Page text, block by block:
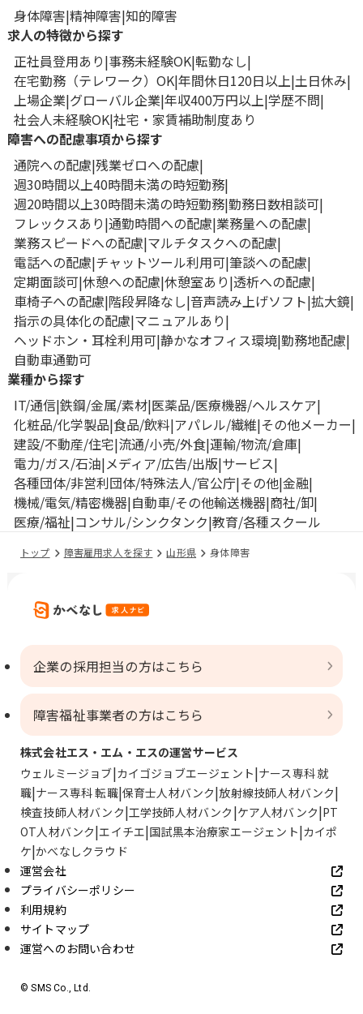
身体障害 精神障害 知的障害
求人の特徴から探す
正社員登用あり 事務未経験OK 転勤なし
在宅勤務（テレワーク）OK 年間休日120日以上 土日休み
上場企業 グローバル企業 年収400万円以上 学歴不問
社会人未経験OK 社宅・家賃補助制度あり
障害への配慮事項から探す
通院への配慮 残業ゼロへの配慮
週30時間以上40時間未満の時短勤務
週20時間以上30時間未満の時短勤務 勤務日数相談可
フレックスあり 通勤時間への配慮 業務量への配慮
業務スピードへの配慮 マルチタスクへの配慮
電話への配慮 チャットツール利用可 筆談への配慮
定期面談可 休憩への配慮 休憩室あり 透析への配慮
車椅子への配慮 階段昇降なし 音声読み上げソフト 拡大鏡
指示の具体化の配慮 マニュアルあり
ヘッドホン・耳栓利用可 静かなオフィス環境 勤務地配慮
自動車通勤可
業種から探す
IT/通信 鉄鋼/金属/素材 医薬品/医療機器/ヘルスケア
化粧品/化学製品 食品/飲料 アパレル/繊維 その他メーカー
建設/不動産/住宅 流通/小売/外食 運輸/物流/倉庫
電力/ガス/石油 メディア/広告/出版 サービス
各種団体/非営利団体/特殊法人/官公庁 その他 金融
機械/電気/精密機器 自動車/その他輸送機器 商社/卸
医療/福祉 コンサル/シンクタンク 教育/各種スクール
トップ 障害雇用求人を探す 山形県 身体障害
企業の採用担当の方はこちら
障害福祉事業者の方はこちら
株式会社エス・エム・エスの運営サービス
ウェルミージョブ カイゴジョブエージェント ナース専科 就
職 ナース専科 転職 保育士人材バンク 放射線技師人材バンク
検査技師人材バンク 工学技師人材バンク ケア人材バンク PT
OT人材バンク エイチエ 国試黒本治療家エージェント カイポ
ケ かべなしクラウド
運営会社
プライバシーポリシー
利用規約
サイトマップ
運営へのお問い合わせ
© SMS Co., Ltd.